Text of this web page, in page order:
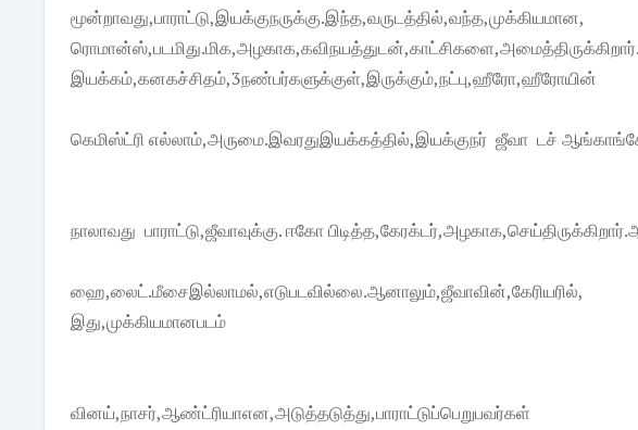
மூன்றாவது,பாராட்டு,இயக்குநருக்கு.இந்த,வருடத்தில்,வந்த,முக்கியமான,
ரொமான்ஸ்,படமிது.மிக,அழகாக,கவிநயத்துடன்,காட்சிகளை,அமைத்திருக்கிறார்.
இயக்கம்,கனகச்சிதம்,3நண்பர்களுக்குள்,இருக்கும்,நட்பு,ஹீரோ,ஹீரோயின்
கெமிஸ்ட்ரி எல்லாம்,அருமை.இவரதுஇயக்கத்தில்,இயக்குநர் ஜீவா டச்
நாலாவது பாராட்டு,ஜீவாவுக்கு. ஈகோ
ஹை,லைட்.மீசைஇல்லாமல்,எடுபடவில்லை.ஆனாலும்,ஜீவாவின்,கேரியரில்,
இது,முக்கியமானபடம்
வினய்,நாசர்,ஆண்ட்ரியாஎன,அடுத்தடுத்து,பாராட்டுப்பெறுபவர்கள்